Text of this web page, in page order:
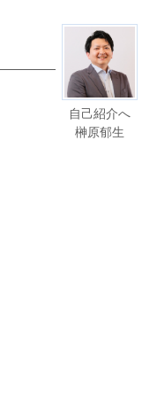
自己紹介へ
榊原郁生